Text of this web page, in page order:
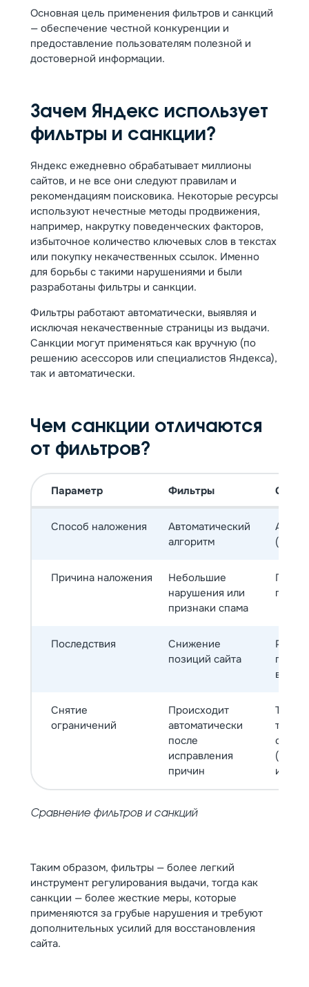
Основная цель применения фильтров и санкций
— обеспечение честной конкуренции и
предоставление пользователям полезной и
достоверной информации.
Зачем Яндекс использует
фильтры и санкции?
Яндекс ежедневно обрабатывает миллионы
сайтов, и не все они следуют правилам и
рекомендациям поисковика. Некоторые ресурсы
используют нечестные методы продвижения,
например, накрутку поведенческих факторов,
избыточное количество ключевых слов в текстах
или покупку некачественных ссылок. Именно
для борьбы с такими нарушениями и были
разработаны фильтры и санкции.
Фильтры работают автоматически, выявляя и
исключая некачественные страницы из выдачи.
Санкции могут применяться как вручную (по
решению асессоров или специалистов Яндекса),
так и автоматически.
Чем санкции отличаются
от фильтров?
Параметр Фильтры
Способ наложения
Автоматический
алгоритм
Причина наложения
Небольшие
нарушения или
признаки спама
Последствия
Снижение
позиций сайта
Снятие
ограничений
Происходит
автоматически
после
исправления
причин
Сравнение фильтров и санкций
Таким образом, фильтры — более легкий
инструмент регулирования выдачи, тогда как
санкции — более жесткие меры, которые
применяются за грубые нарушения и требуют
дополнительных усилий для восстановления
сайта.